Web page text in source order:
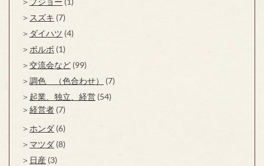
スズキ (7)
ダイハツ (4)
ボルボ (1)
交流会など (99)
調色 （色合わせ）
(7)
起業、独立、経営 (54)
経営者 (7)
ホンダ (6)
マツダ (8)
日産 (3)